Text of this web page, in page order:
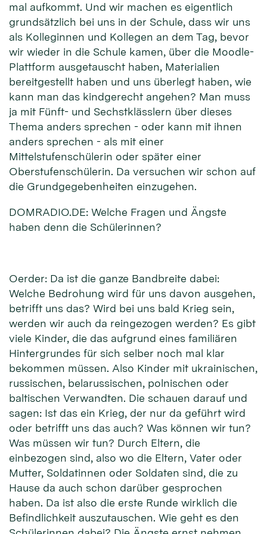
mal aufkommt. Und wir machen es eigentlich
grundsätzlich bei uns in der Schule, dass wir uns
als Kolleginnen und Kollegen an dem Tag, bevor
wir wieder in die Schule kamen, über die Moodle-
Plattform ausgetauscht haben, Materialien
bereitgestellt haben und uns überlegt haben, wie
kann man das kindgerecht angehen? Man muss
ja mit Fünft- und Sechstklässlern über dieses
Thema anders sprechen - oder kann mit ihnen
anders sprechen - als mit einer
Mittelstufenschülerin oder später einer
Oberstufenschülerin. Da versuchen wir schon auf
die Grundgegebenheiten einzugehen.
DOMRADIO.DE: Welche Fragen und Ängste
haben denn die Schülerinnen?
Oerder: Da ist die ganze Bandbreite dabei:
Welche Bedrohung wird für uns davon ausgehen,
betrifft uns das? Wird bei uns bald Krieg sein,
werden wir auch da reingezogen werden? Es gibt
viele Kinder, die das aufgrund eines familiären
Hintergrundes für sich selber noch mal klar
bekommen müssen. Also Kinder mit ukrainischen,
russischen, belarussischen, polnischen oder
baltischen Verwandten. Die schauen darauf und
sagen: Ist das ein Krieg, der nur da geführt wird
oder betrifft uns das auch? Was können wir tun?
Was müssen wir tun? Durch Eltern, die
einbezogen sind, also wo die Eltern, Vater oder
Mutter, Soldatinnen oder Soldaten sind, die zu
Hause da auch schon darüber gesprochen
haben. Da ist also die erste Runde wirklich die
Befindlichkeit auszutauschen. Wie geht es den